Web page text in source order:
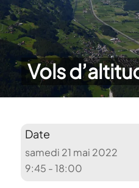
Vols
Date
samedi 21 mai 2022
9:45 - 18:00